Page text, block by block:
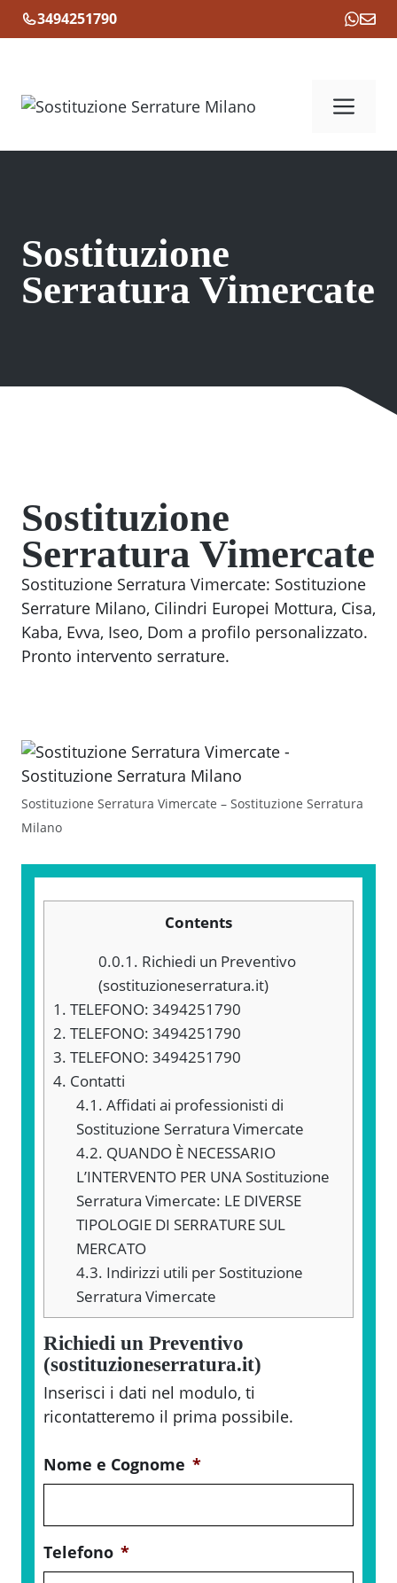
al
3494251790
Sostituzione
Serratura Vimercate
Sostituzione
Serratura Vimercate
Sostituzione Serratura Vimercate: Sostituzione
Serrature Milano, Cilindri Europei Mottura, Cisa,
Kaba, Evva, Iseo, Dom a profilo personalizzato.
Pronto intervento serrature.
Sostituzione Serratura Vimercate – Sostituzione Serratura
Milano
Contents
0.0.1. Richiedi un Preventivo
(sostituzioneserratura.it)
1. TELEFONO: 3494251790
2. TELEFONO: 3494251790
3. TELEFONO: 3494251790
4. Contatti
4.1. Affidati ai professionisti di
Sostituzione Serratura Vimercate
4.2. QUANDO È NECESSARIO
L’INTERVENTO PER UNA Sostituzione
Serratura Vimercate: LE DIVERSE
TIPOLOGIE DI SERRATURE SUL
MERCATO
4.3. Indirizzi utili per Sostituzione
Serratura Vimercate
Richiedi un Preventivo
(sostituzioneserratura.it)
Inserisci i dati nel modulo, ti
ricontatteremo il prima possibile.
Nome e Cognome *
Telefono *